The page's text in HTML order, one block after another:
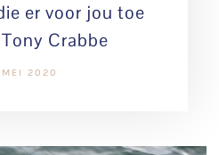
er voor jou toe
Crabbe
2020